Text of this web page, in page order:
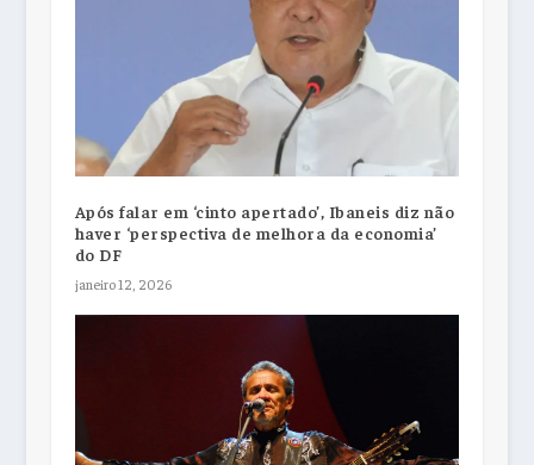
Após falar em ‘cinto apertado’, Ibaneis diz não
haver ‘perspectiva de melhora da economia’
do DF
janeiro 12, 2026